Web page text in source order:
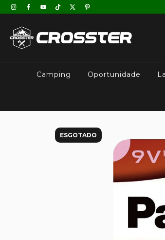
Camping Oportunidade
ESGOTADO